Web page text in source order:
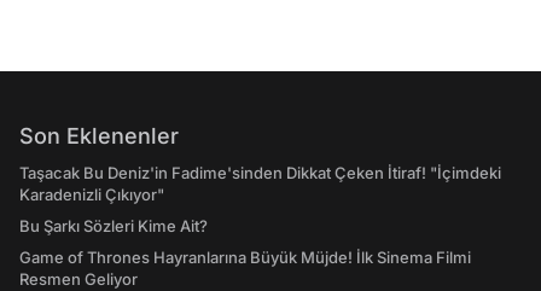
Son Eklenenler
Taşacak Bu Deniz'in Fadime'sinden Dikkat Çeken İtiraf! "İçimdeki
Karadenizli Çıkıyor"
Bu Şarkı Sözleri Kime Ait?
Game of Thrones Hayranlarına Büyük Müjde! İlk Sinema Filmi
Resmen Geliyor